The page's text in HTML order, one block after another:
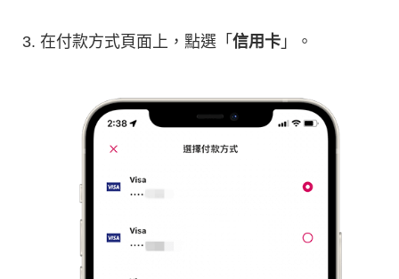
在付款方式頁面上，點選「 信用卡 」。